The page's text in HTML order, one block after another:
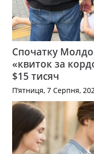
Спочатку
«квиток за
$15 тисяч
П’ятниця, 7 Серпня,